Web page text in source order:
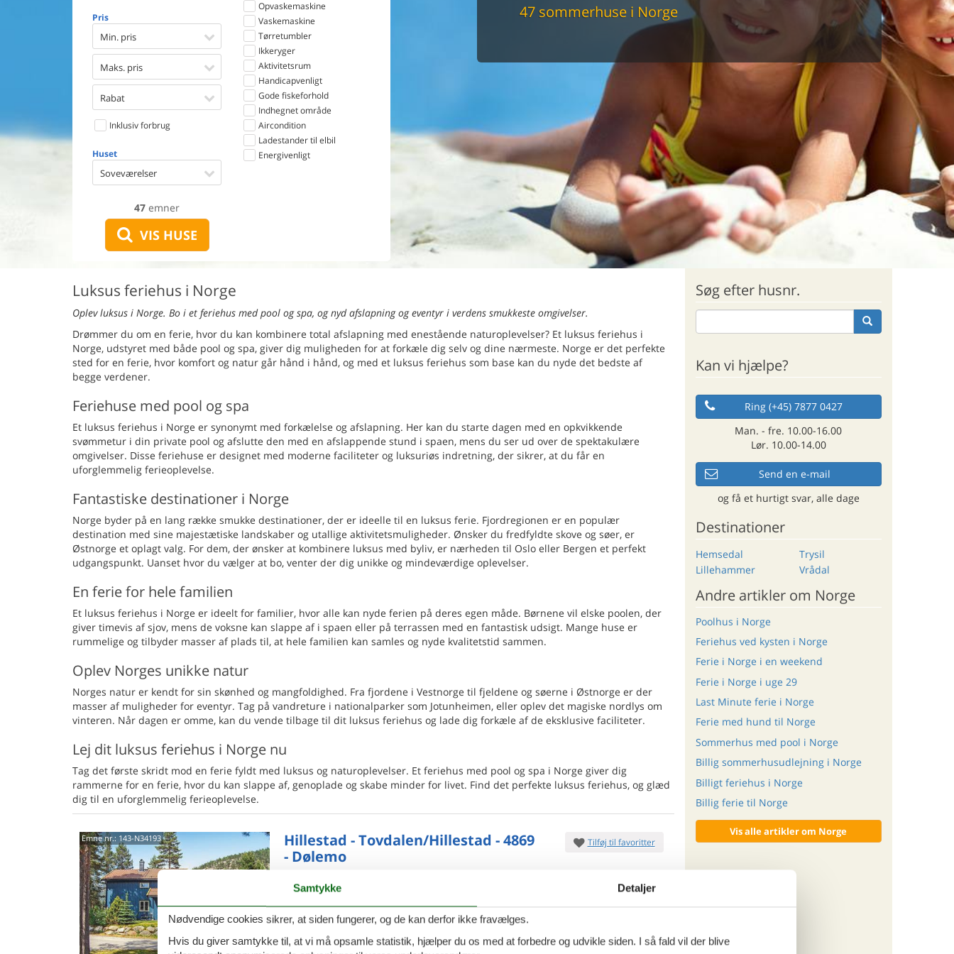
Pris
Min. pris
Maks. pris
Rabat
Inklusiv forbrug
Huset
Soveværelser
47 emner
VIS HUSE
Opvaskemaskine
Vaskemaskine
Tørretumbler
Ikkeryger
Aktivitetsrum
Handicapvenligt
Gode fiskeforhold
Indhegnet område
Aircondition
Ladestander til elbil
Energivenligt
47 sommerhuse i Norge
Du får altid dit sommerhus til markedets laveste
Luksus feriehus i Norge
Oplev luksus i Norge. Bo i et feriehus med pool og spa, og nyd afslapning og eventyr i verdens smukkeste omgivelser.
Drømmer du om en ferie, hvor du kan kombinere total afslapning med enestående naturoplevelser? Et luksus feriehus i
Norge, udstyret med både pool og spa, giver dig muligheden for at forkæle dig selv og dine nærmeste. Norge er det perfekte
sted for en ferie, hvor komfort og natur går hånd i hånd, og med et luksus feriehus som base kan du nyde det bedste af
begge verdener.
Feriehuse med pool og spa
Et luksus feriehus i Norge er synonymt med forkælelse og afslapning. Her kan du starte dagen med en opkvikkende
svømmetur i din private pool og afslutte den med en afslappende stund i spaen, mens du ser ud over de spektakulære
omgivelser. Disse feriehuse er designet med moderne faciliteter og luksuriøs indretning, der sikrer, at du får en
uforglemmelig ferieoplevelse.
Fantastiske destinationer i Norge
Norge byder på en lang række smukke destinationer, der er ideelle til en luksus ferie. Fjordregionen er en populær
destination med sine majestætiske landskaber og utallige aktivitetsmuligheder. Ønsker du fredfyldte skove og søer, er
Østnorge et oplagt valg. For dem, der ønsker at kombinere luksus med byliv, er nærheden til Oslo eller Bergen et perfekt
udgangspunkt. Uanset hvor du vælger at bo, venter der dig unikke og mindeværdige oplevelser.
En ferie for hele familien
Et luksus feriehus i Norge er ideelt for familier, hvor alle kan nyde ferien på deres egen måde. Børnene vil elske poolen, der
giver timevis af sjov, mens de voksne kan slappe af i spaen eller på terrassen med en fantastisk udsigt. Mange huse er
rummelige og tilbyder masser af plads til, at hele familien kan samles og nyde kvalitetstid sammen.
Oplev Norges unikke natur
Norges natur er kendt for sin skønhed og mangfoldighed. Fra fjordene i Vestnorge til fjeldene og søerne i Østnorge er der
masser af muligheder for eventyr. Tag på vandreture i nationalparker som Jotunheimen, eller oplev det magiske nordlys om
vinteren. Når dagen er omme, kan du vende tilbage til dit luksus feriehus og lade dig forkæle af de eksklusive faciliteter.
Lej dit luksus feriehus i Norge nu
Tag det første skridt mod en ferie fyldt med luksus og naturoplevelser. Et feriehus med pool og spa i Norge giver dig
rammerne for en ferie, hvor du kan slappe af, genoplade og skabe minder for livet. Find det perfekte luksus feriehus, og glæd
dig til en uforglemmelig ferieoplevelse.
Emne nr.: 143-N34193
Hillestad - Tovdalen/Hillestad - 4869
- Dølemo
I det smukke Tovdalens landskab omgivet af fredelig norsk
natur finder I dettehyggelige sommerhus. Feriehuset er
pænt møbleret og tilbyder masser af plads
10 personer
2 husdyr
Tilføj til favoritter
FraDKK5.965,-
Søg efter husnr.
Kan vi hjælpe?
Ring (+45) 7877 0427
Man. - fre. 10.00-16.00
Lør. 10.00-14.00
Send en e-mail
og få et hurtigt svar, alle dage
Destinationer
Hemsedal
Lillehammer
Trysil
Vrådal
Andre artikler om Norge
Poolhus i Norge
Feriehus ved kysten i Norge
Ferie i Norge i en weekend
Ferie i Norge i uge 29
Last Minute ferie i Norge
Ferie med hund til Norge
Sommerhus med pool i Norge
Billig sommerhusudlejning i Norge
Billigt feriehus i Norge
Billig ferie til Norge
Vis alle artikler om Norge
Samtykke Detaljer
Nødvendige cookies sikrer, at siden fungerer, og de kan derfor ikke fravælges.
Hvis du giver samtykke til, at vi må opsamle statistik, hjælper du os med at forbedre og udvikle siden. I så fald vil der blive